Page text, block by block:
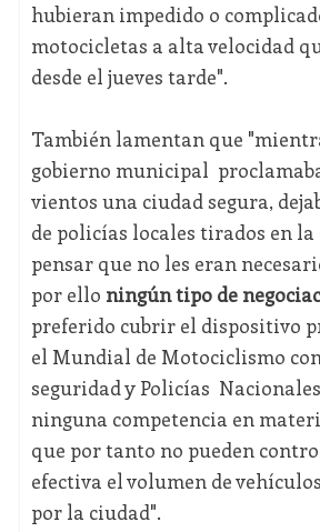
hubieran impedido o
motocicletas a alta velocidad
desde el jueves tarde".
También lamentan que
gobierno municipal
vientos una ciudad segura,
de policías locales tirados en la
pensar que no les eran
por ello ningún tipo de
preferido cubrir el dispositivo
el Mundial de Motociclismo
seguridad y Policías
ninguna competencia en
que por tanto no pueden
efectiva el volumen de
por la ciudad".